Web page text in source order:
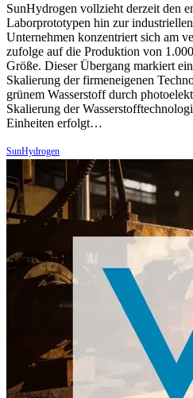
SunHydrogen vollzieht derzeit den
Laborprototypen hin zur
Unternehmen konzentriert sich am
zufolge auf die Produktion von
Größe. Dieser Übergang markiert
Skalierung der firmeneigenen
grünem Wasserstoff durch
Skalierung der
Einheiten erfolgt…
SunHydrogen